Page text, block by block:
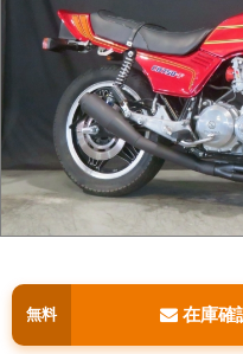
無料 在庫確